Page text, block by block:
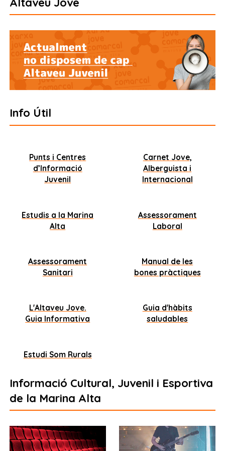
Info Útil
Punts i Centres
d’Informació
Juvenil
Carnet Jove,
Alberguista i
Internacional
Estudis a la Marina
Alta
Assessorament
Laboral
Assessorament
Sanitari
Manual de les
bones pràctiques
L'Altaveu Jove.
Guia Informativa
Guia d'hàbits
saludables
Estudi Som Rurals
Informació Cultural, Juvenil i Esportiva
de la Marina Alta